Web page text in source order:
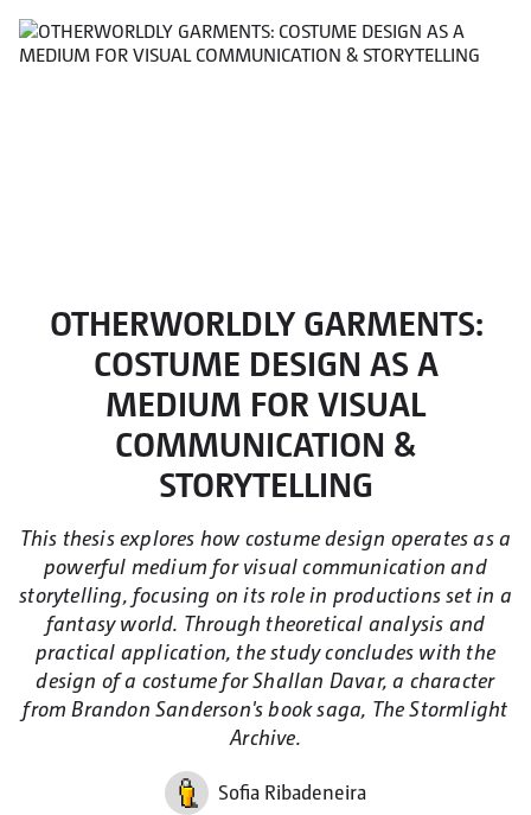
OTHERWORLDLY GARMENTS:
COSTUME DESIGN AS A
MEDIUM FOR VISUAL
COMMUNICATION &
STORYTELLING
This thesis explores how costume design operates as a
powerful medium for visual communication and
storytelling, focusing on its role in productions set in a
fantasy world. Through theoretical analysis and
practical application, the study concludes with the
design of a costume for Shallan Davar, a character
from Brandon Sanderson's book saga, The Stormlight
Archive.
Sofia Ribadeneira